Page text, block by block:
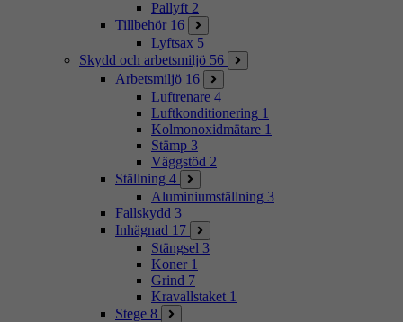
Pallyft 2
Tillbehör 16
Lyftsax 5
Skydd och arbetsmiljö 56
Arbetsmiljö 16
Luftrenare 4
Luftkonditionering 1
Kolmonoxidmätare 1
Stämp 3
Väggstöd 2
Ställning 4
Aluminiumställning 3
Fallskydd 3
Inhägnad 17
Stängsel 3
Koner 1
Grind 7
Kravallstaket 1
Stege 8